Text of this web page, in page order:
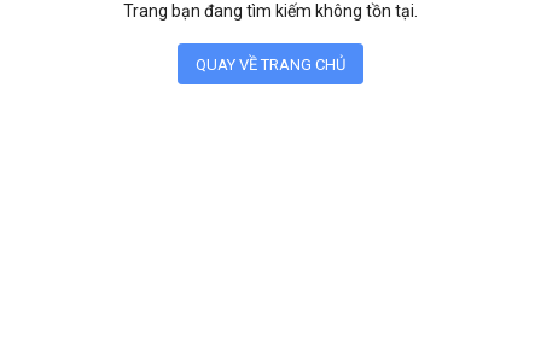
Quy Trình/Hướng Dẫn Đầu Tư
Trang bạn đang tìm kiếm không tồn tại.
QUAY VỀ TRANG CHỦ